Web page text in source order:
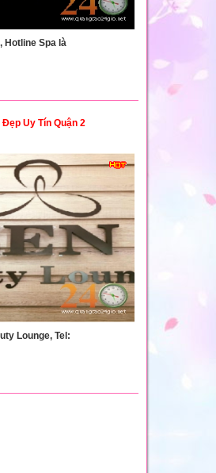
Hotline Spa là
Đẹp Uy Tín Quận 2
Lounge, Tel: